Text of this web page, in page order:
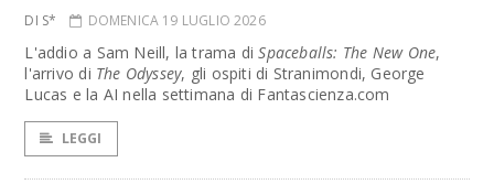
DI S* DOMENICA 19 LUGLIO 2026
L'addio a Sam Neill, la trama diSpaceballs: The New One,
l'arrivo di The Odyssey, gli ospiti di Stranimondi, George
Lucas e la AI nella settimana di Fantascienza.com
LEGGI